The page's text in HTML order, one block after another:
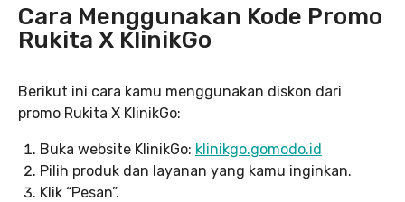
Cara Menggunakan Kode Promo
Rukita X KlinikGo
Berikut ini cara kamu menggunakan diskon dari
promo Rukita X KlinikGo:
Buka website KlinikGo: klinikgo.gomodo.id
Pilih produk dan layanan yang kamu inginkan.
Klik “Pesan”.